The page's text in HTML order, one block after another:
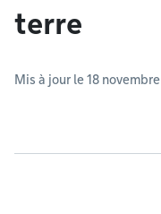
terre
Mis à jour le 18